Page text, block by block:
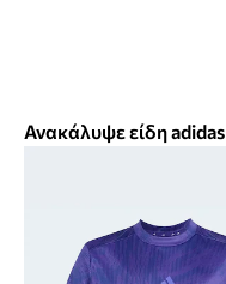
Ανακάλυψε είδη adidas